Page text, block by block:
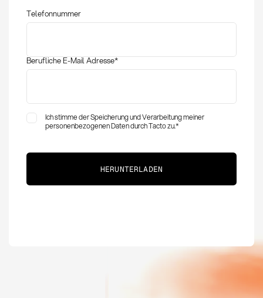
Telefonnummer
Berufliche E-Mail Adresse*
Ich stimme der Speicherung und Verarbeitung meiner
personenbezogenen Daten durch Tacto zu.*